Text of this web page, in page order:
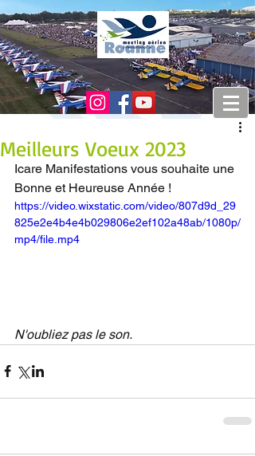
Meilleurs Voeux 2023
Icare Manifestations vous souhaite une
Bonne et Heureuse Année !
https://video.wixstatic.com/video/807d9d_29
825e2e4b4e4b029806e2ef102a48ab/1080p/
mp4/file.mp4
N'oubliez pas le son.